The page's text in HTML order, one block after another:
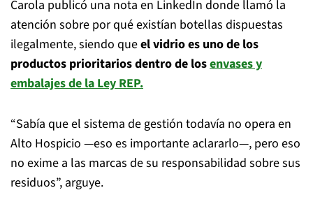
Carola publicó una nota en LinkedIn donde llamó la
atención sobre por qué existían botellas dispuestas
ilegalmente, siendo queel vidrio es uno de los
productos prioritarios dentro de losenvases y
embalajes de la Ley REP.
“Sabía que el sistema de gestión todavía no opera en
Alto Hospicio —eso es importante aclararlo—, pero eso
no exime a las marcas de su responsabilidad sobre sus
residuos”, arguye.